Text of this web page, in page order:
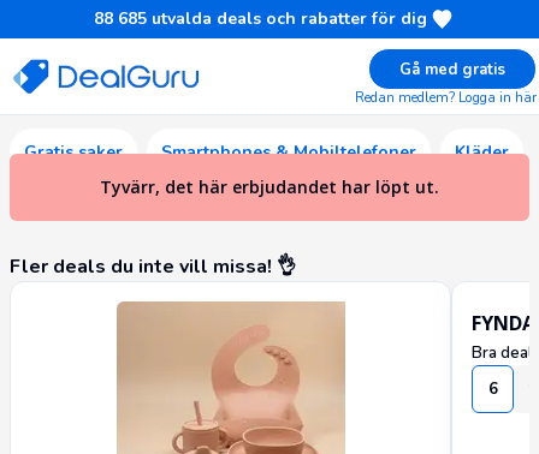
88 685 utvalda deals och rabatter för dig
Gå med gratis
Redan medlem? Logga in här
Gratis saker Smartphones & Mobiltelefoner Kläder
Hem
Joi
Living
Prenumerera på Joi Livings nyhetsbrev och få 10% på din första order
Tyvärr, det här erbjudandet har löpt ut.
Fler deals du inte vill missa! 👌
Bra
6